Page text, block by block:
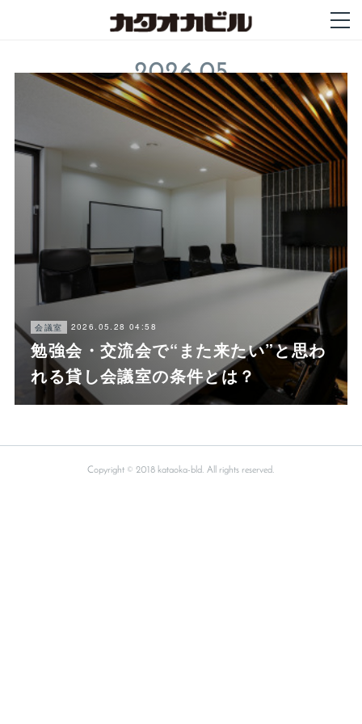
2026.05
会議室 2026.05.28 04:58
勉強会・交流会で“また来たい”と思わ
れる貸し会議室の条件とは？
Copyright © 2018 kataoka-bld. All rights reserved.